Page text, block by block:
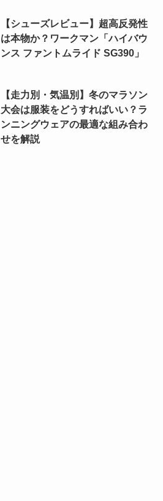
【シューズレビュー】超高反発性
は本物か？ワークマン「ハイバウ
ンス ファントムライド SG390」
【走力別・気温別】冬のマラソン
大会は服装をどうすればいい？ラ
ンニングウェアの最適な組み合わ
せを解説